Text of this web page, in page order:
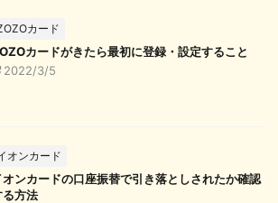
カード
カードがきたら最初に登録・設定すること
2022/3/5
オンカード
オンカードの口座振替で引き落としされたか確認
る方法